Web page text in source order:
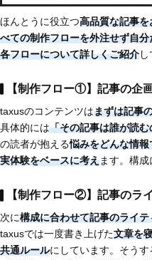
ほんとうに役立つ高品質な記事
べての制作フローを外注せず自
各フローについて詳しくご紹介
【制作フロー①】記事の企
taxusのコンテンツはまずは記事
具体的には「その記事は誰が読
の読者が抱える悩みをどんな情
実体験をベースに考えます。構成
【制作フロー②】記事のラ
次に構成に合わせて記事のライテ
taxusでは一度書き上げた文章を
共通ルールにしています。そう